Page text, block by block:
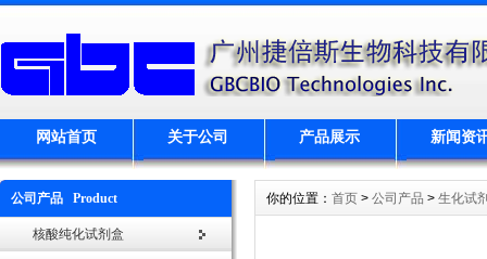
网站首页 关于公司 产品展示 新闻资
公司产品 Product
核酸纯化试剂盒
你的位置： 首页 > 公司产品 > 生化试